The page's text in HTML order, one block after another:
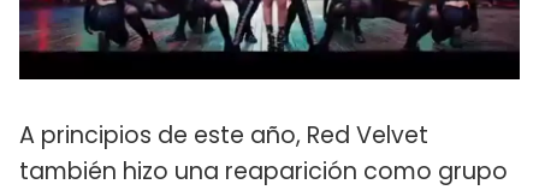
A principios de este año, Red Velvet
también hizo una reaparición como grupo